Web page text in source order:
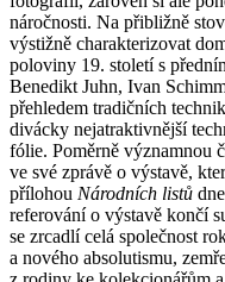
náročnosti. Na přibližně
výstižně charakterizovat
poloviny 19. století s
Benedikt Juhn, Ivan
přehledem tradičních
divácky nejatraktivnější
fólie. Poměrně významnou
ve své zprávě o výstavě,
přílohou Národních listů
referování o výstavě končí
se zrcadlí celá společnost
a nového absolutismu,